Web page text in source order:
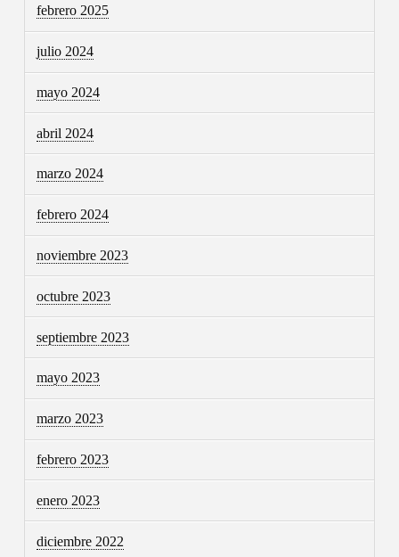
febrero 2025
julio 2024
mayo 2024
abril 2024
marzo 2024
febrero 2024
noviembre 2023
octubre 2023
septiembre 2023
mayo 2023
marzo 2023
febrero 2023
enero 2023
diciembre 2022